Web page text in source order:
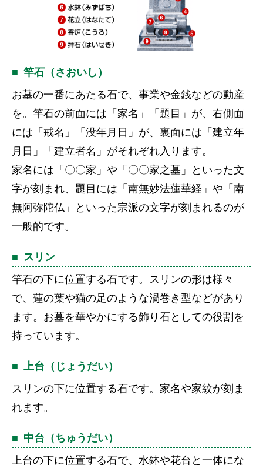
竿石（さおいし）
お墓の一番にあたる石で、事業や金銭などの動産
を。竿石の前面には「家名」「題目」が、右側面
には「戒名」「没年月日」が、裏面には「建立年
月日」「建立者名」がそれぞれ入ります。
家名には「〇〇家」や「〇〇家之墓」といった文
字が刻まれ、題目には「南無妙法蓮華経」や「南
無阿弥陀仏」といった宗派の文字が刻まれるのが
一般的です。
スリン
竿石の下に位置する石です。スリンの形は様々
で、蓮の葉や猫の足のような渦巻き型などがあり
ます。お墓を華やかにする飾り石としての役割を
持っています。
上台（じょうだい）
スリンの下に位置する石です。家名や家紋が刻ま
れます。
中台（ちゅうだい）
上台の下に位置する石で、水鉢や花台と一体にな